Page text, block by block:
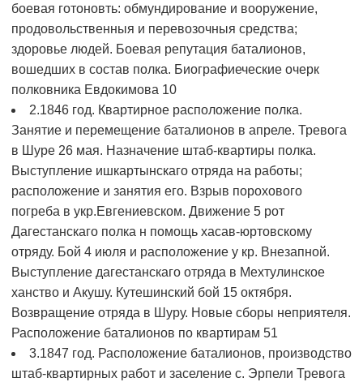
боевая готоновть: обмундирование и вооружение,
продовольственныя и перевозочныя средства;
здоровье людей. Боевая репутация баталионов,
вошедших в состав полка. Биографиеческие очерк
полковника Евдокимова 10
2.1846 год. Квартирное расположение полка.
Занятие и перемещение баталионов в апреле. Тревога
в Шуре 26 мая. Назначение штаб-квартиры полка.
Выступление ишкартынскаго отряда на работы;
расположение и занятия его. Взрыв порохового
погреба в укр.Евгениевском. Движение 5 рот
Дагестанскаго полка н помощь хасав-юртовскому
отряду. Бой 4 июля и расположение у кр. Внезапной.
Выступление дагестанскаго отряда в Мехтулинское
ханство и Акушу. Кутешинский бой 15 октября.
Возвращение отряда в Шуру. Новые сборы неприятеля.
Расположение баталионов по квартирам 51
3.1847 год. Расположение баталионов, производство
штаб-квартирных работ и заселение с. Эрпели Тревога